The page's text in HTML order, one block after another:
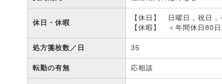
休日・休暇
【休日】 日曜日，祝日，
【休暇】 ＜年間休日80
処方箋枚数／日 35
転勤の有無 応相談